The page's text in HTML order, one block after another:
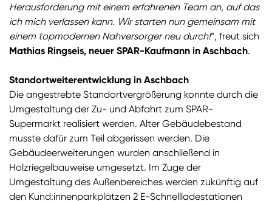
Herausforderung mit einem erfahrenen Team an, auf das
ich mich verlassen kann. Wir starten nun gemeinsam mit
einem topmodernen Nahversorger neu durch!“, freut sich
Mathias Ringseis, neuer SPAR-Kaufmann in Aschbach.
Standortweiterentwicklung in Aschbach
Die angestrebte Standortvergrößerung konnte durch die
Umgestaltung der Zu- und Abfahrt zum SPAR-
Supermarkt realisiert werden. Alter Gebäudebestand
musste dafür zum Teil abgerissen werden. Die
Gebäudeerweiterungen wurden anschließend in
Holzriegelbauweise umgesetzt. Im Zuge der
Umgestaltung des Außenbereiches werden zukünftig auf
den Kund:innenparkplätzen 2 E-Schnellladestationen